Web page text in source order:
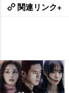
関連リンク+